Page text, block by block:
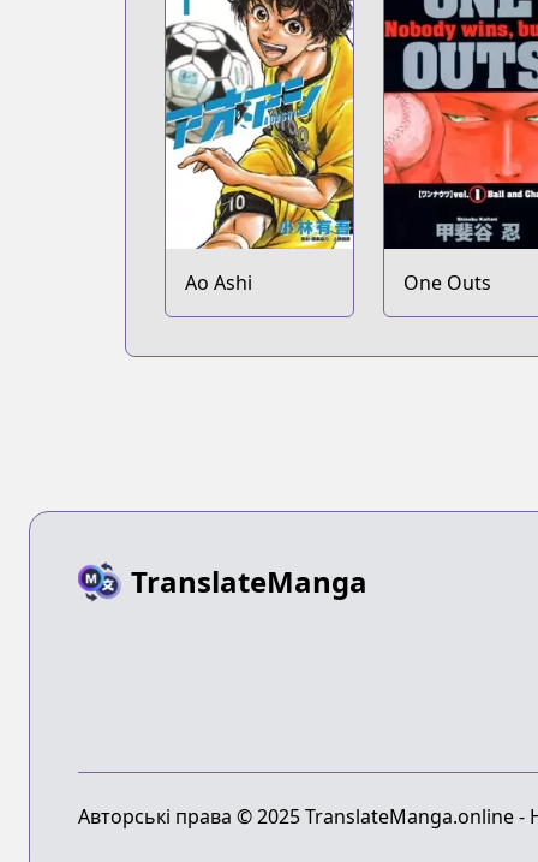
Ao Ashi One Outs
TranslateManga
Авторські права © 2025 TranslateManga.online